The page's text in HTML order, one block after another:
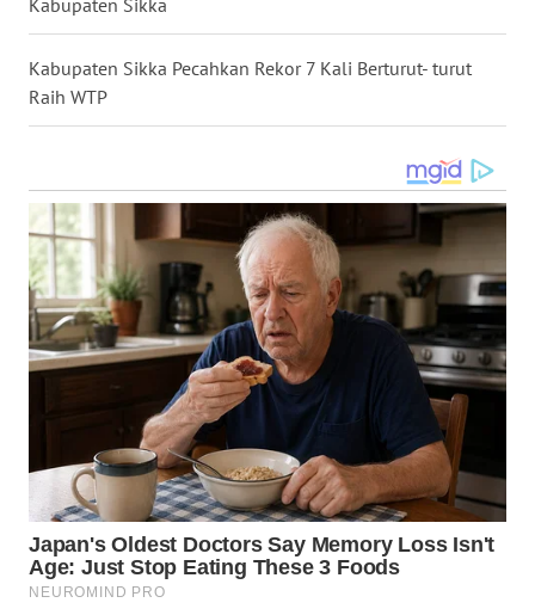
Kabupaten Sikka Pecahkan Rekor 7 Kali Berturut- turut
Raih WTP
WN
SULUT
WN
MALUKU
WN
MALUT
WN
DAIRI
WN
WN
NIAS
WN
LANGKAT